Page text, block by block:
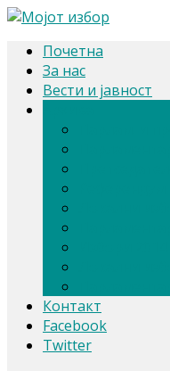
Почетна
За нас
Вести и јавност
Контакт
Facebook
Twitter